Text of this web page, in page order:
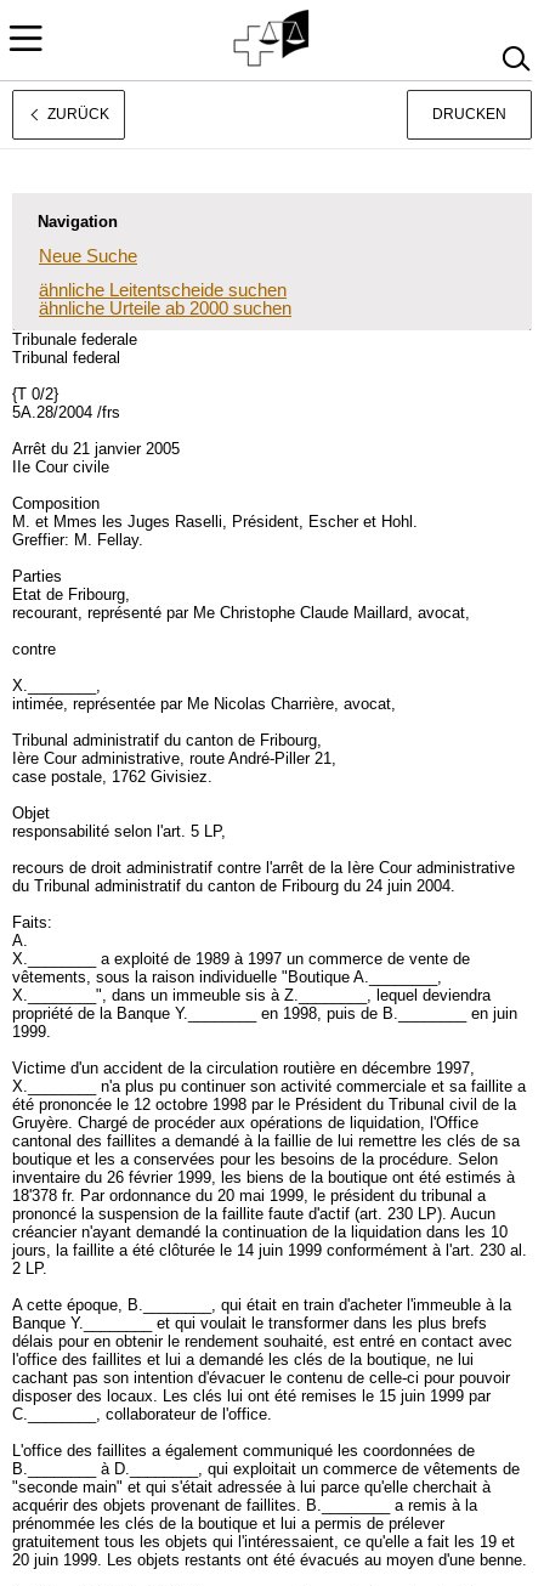
Français
ZURÜCK DRUCKEN
Navigation
Neue Suche
ähnliche Leitentscheide suchen
ähnliche Urteile ab 2000 suchen
Tribunale federale
Tribunal federal
{T 0/2}
5A.28/2004 /frs
Arrêt du 21 janvier 2005
IIe Cour civile
Composition
M. et Mmes les Juges Raselli, Président, Escher et Hohl.
Greffier: M. Fellay.
Parties
Etat de Fribourg,
recourant, représenté par Me Christophe Claude Maillard, avocat,
contre
X.________,
intimée, représentée par Me Nicolas Charrière, avocat,
Tribunal administratif du canton de Fribourg,
Ière Cour administrative, route André-Piller 21,
case postale, 1762 Givisiez.
Objet
responsabilité selon l'art. 5 LP,
recours de droit administratif contre l'arrêt de la Ière Cour administrative
du Tribunal administratif du canton de Fribourg du 24 juin 2004.
Faits:
A.
X.________ a exploité de 1989 à 1997 un commerce de vente de
vêtements, sous la raison individuelle "Boutique A.________,
X.________", dans un immeuble sis à Z.________, lequel deviendra
propriété de la Banque Y.________ en 1998, puis de B.________ en juin
1999.
Victime d'un accident de la circulation routière en décembre 1997,
X.________ n'a plus pu continuer son activité commerciale et sa faillite a
été prononcée le 12 octobre 1998 par le Président du Tribunal civil de la
Gruyère. Chargé de procéder aux opérations de liquidation, l'Office
cantonal des faillites a demandé à la faillie de lui remettre les clés de sa
boutique et les a conservées pour les besoins de la procédure. Selon
inventaire du 26 février 1999, les biens de la boutique ont été estimés à
18'378 fr. Par ordonnance du 20 mai 1999, le président du tribunal a
prononcé la suspension de la faillite faute d'actif (art. 230 LP). Aucun
créancier n'ayant demandé la continuation de la liquidation dans les 10
jours, la faillite a été clôturée le 14 juin 1999 conformément à l'art. 230 al.
2 LP.
A cette époque, B.________, qui était en train d'acheter l'immeuble à la
Banque Y.________ et qui voulait le transformer dans les plus brefs
délais pour en obtenir le rendement souhaité, est entré en contact avec
l'office des faillites et lui a demandé les clés de la boutique, ne lui
cachant pas son intention d'évacuer le contenu de celle-ci pour pouvoir
disposer des locaux. Les clés lui ont été remises le 15 juin 1999 par
C.________, collaborateur de l'office.
L'office des faillites a également communiqué les coordonnées de
B.________ à D.________, qui exploitait un commerce de vêtements de
"seconde main" et qui s'était adressée à lui parce qu'elle cherchait à
acquérir des objets provenant de faillites. B.________ a remis à la
prénommée les clés de la boutique et lui a permis de prélever
gratuitement tous les objets qui l'intéressaient, ce qu'elle a fait les 19 et
20 juin 1999. Les objets restants ont été évacués au moyen d'une benne.